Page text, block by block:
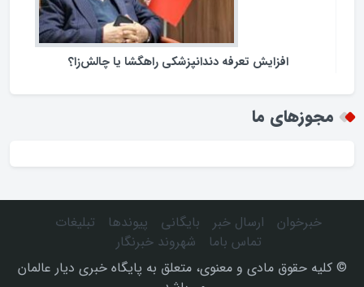
افزایش تعرفه دندانپزشکی راهگشا یا چالش‌زا؟